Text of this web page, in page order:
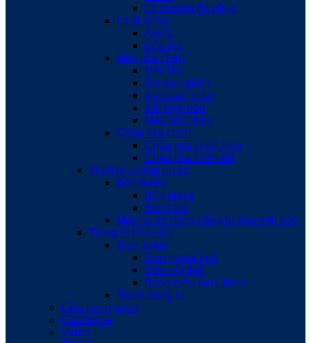
Lò nướng đa năng
Lò vi sóng
Âm tủ
Độc lập
Máy rửa chén
Độc lập
Âm bán phần
Âm toàn phần
Kết hợp bồn
Máy sấy chén
Chậu rửa chén
Chậu rửa chén Inox
Chậu rửa chén đá
Thiết bị ngành nước
Bồn nước
Bồn nhựa
Bồn Inox
Máy nước nóng năng lượng mặt trời
Trang trí nhà cửa
Sơn Jotun
Sơn ngoại thất
Sơn nội thất
Bảng màu sơn Jotun
Tranh trang trí
Cửa hàng gạch
Catalogue
Video